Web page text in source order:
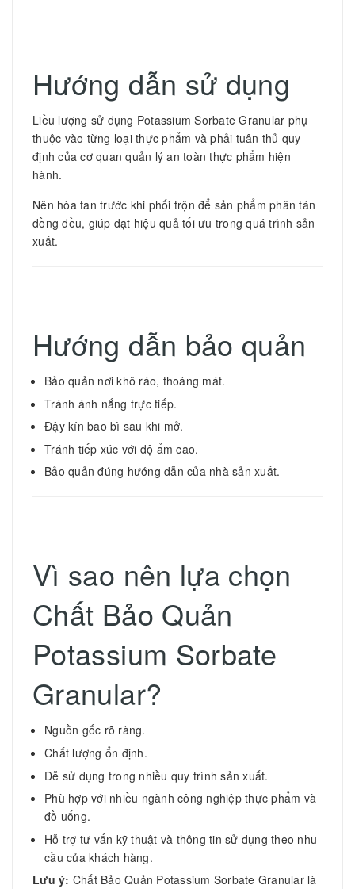
Hướng dẫn sử dụng
Liều lượng sử dụng Potassium Sorbate Granular phụ
thuộc vào từng loại thực phẩm và phải tuân thủ quy
định của cơ quan quản lý an toàn thực phẩm hiện
hành.
Nên hòa tan trước khi phối trộn để sản phẩm phân tán
đồng đều, giúp đạt hiệu quả tối ưu trong quá trình sản
xuất.
Hướng dẫn bảo quản
Bảo quản nơi khô ráo, thoáng mát.
Tránh ánh nắng trực tiếp.
Đậy kín bao bì sau khi mở.
Tránh tiếp xúc với độ ẩm cao.
Bảo quản đúng hướng dẫn của nhà sản xuất.
Vì sao nên lựa chọn
Chất Bảo Quản
Potassium Sorbate
Granular?
Nguồn gốc rõ ràng.
Chất lượng ổn định.
Dễ sử dụng trong nhiều quy trình sản xuất.
Phù hợp với nhiều ngành công nghiệp thực phẩm và
đồ uống.
Hỗ trợ tư vấn kỹ thuật và thông tin sử dụng theo nhu
cầu của khách hàng.
Lưu ý: Chất Bảo Quản Potassium Sorbate Granular là